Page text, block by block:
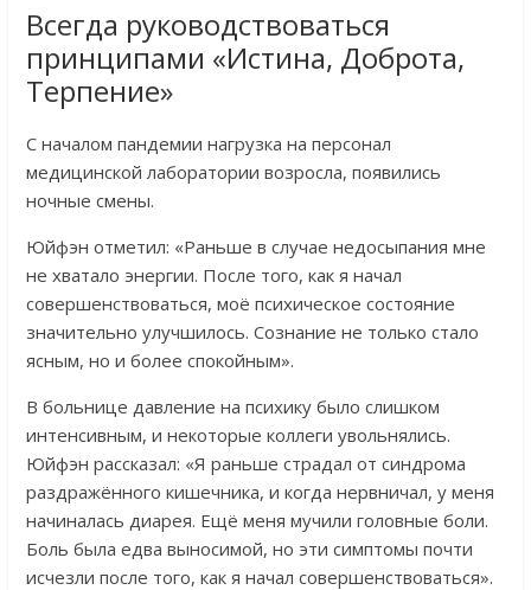
Всегда руководствоваться
принципами «Истина, Доброта,
Терпение»
С началом пандемии нагрузка на персонал
медицинской лаборатории возросла, появились
ночные смены.
Юйфэн отметил: «Раньше в случае недосыпания мне
не хватало энергии. После того, как я начал
совершенствоваться, моё психическое состояние
значительно улучшилось. Сознание не только стало
ясным, но и более спокойным».
В больнице давление на психику было слишком
интенсивным, и некоторые коллеги увольнялись.
Юйфэн рассказал: «Я раньше страдал от синдрома
раздражённого кишечника, и когда нервничал, у меня
начиналась диарея. Ещё меня мучили головные боли.
Боль была едва выносимой, но эти симптомы почти
исчезли после того, как я начал совершенствоваться».